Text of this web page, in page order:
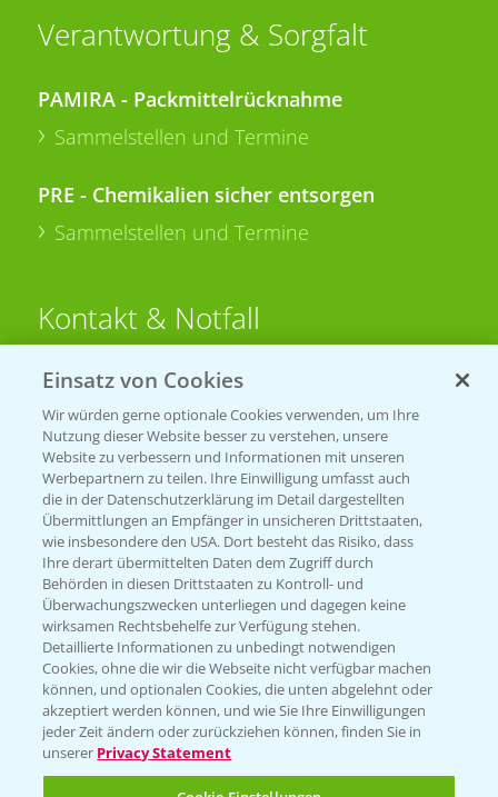
Verantwortung & Sorgfalt
PAMIRA - Packmittelrücknahme
Sammelstellen und Termine
PRE - Chemikalien sicher entsorgen
Sammelstellen und Termine
Kontakt & Notfall
Beratung auf WhatsApp
T.+49 (0)174 346 564 1
KONTAKT
Hilfe in Notfällen
T.+49 (0)214/30-20220
Folgen Sie uns
Einsatz von Cookies
Wir würden gerne optionale Cookies verwenden, um Ihre
Nutzung dieser Website besser zu verstehen, unsere
Website zu verbessern und Informationen mit unseren
Werbepartnern zu teilen. Ihre Einwilligung umfasst auch
die in der Datenschutzerklärung im Detail dargestellten
Übermittlungen an Empfänger in unsicheren Drittstaaten,
wie insbesondere den USA. Dort besteht das Risiko, dass
Ihre derart übermittelten Daten dem Zugriff durch
Behörden in diesen Drittstaaten zu Kontroll- und
Überwachungszwecken unterliegen und dagegen keine
wirksamen Rechtsbehelfe zur Verfügung stehen.
Detaillierte Informationen zu unbedingt notwendigen
Cookies, ohne die wir die Webseite nicht verfügbar machen
können, und optionalen Cookies, die unten abgelehnt oder
akzeptiert werden können, und wie Sie Ihre Einwilligungen
jeder Zeit ändern oder zurückziehen können, finden Sie in
unserer Privacy Statement